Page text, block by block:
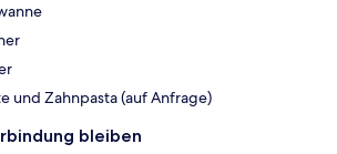
und Zahnpasta (auf Anfrage)
bleiben